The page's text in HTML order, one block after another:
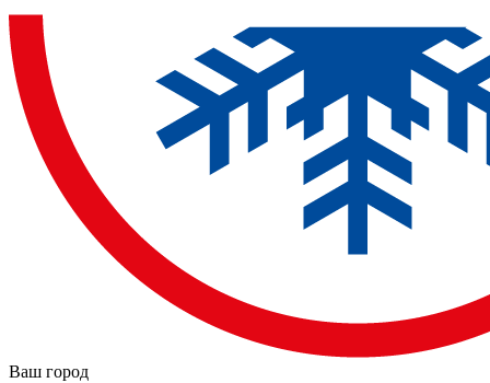
Ваш город